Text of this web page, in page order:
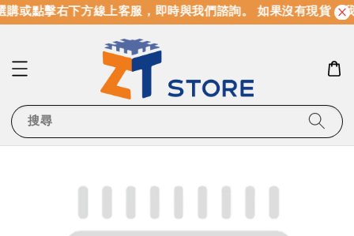
或點擊右下方線上客服，即時與我們諮詢。 如果沒有現貨，
搜尋